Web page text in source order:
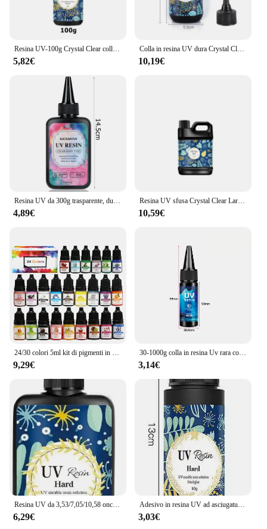
Resina UV-100g Crystal Clear colla UV di tipo duro resina epossidica polimerizzante a raggi ultravioletti per la creazione di gioielli fai da te, decorazione artigianale
5,82€
Colla in resina UV dura Crystal Clear polimerizzazione a raggi ultravioletti resina epossidica colla UV cura solare strumenti per la creazione di gioielli fai da te attivati dalla luce solare
10,19€
Resina UV da 300g trasparente, dura, resina epossidica cristallina aggiornata su resina polimerica UV premiscelata per la creazione di gioielli artigianali
4,89€
Resina UV sfusa Crystal Clear Large UV Cure Resina epossidica Kit duro Resina premiscelata colla solare trasparente UV attivata per gioielli
10,59€
24/30 colori 5ml kit di pigmenti in resina epossidica colorante liquido colorante fai da te UV stampo in resina epossidica creazione di gioielli accessori set di pigmenti coloranti
9,29€
30-1000g colla in resina Uv rara colla UV in resina epossidica ad alta durezza trasparente per gioielli che fanno trasparenza asciugatura rapida colla Uv
3,14€
Resina UV da 3,53/7,05/10,58 once Resina di cristallo UV trasparente, dura e aggiornata, nuova formula Resina a polimerizzazione rapida ultravioletta per la creazione di gioielli
6,29€
Adesivo in resina UV ad asciugatura rapida Incolore trasparente liquido ultravioletto polimerizzazione UV uso artigianale fai da te 10/25/30/50/60/100g
3,03€